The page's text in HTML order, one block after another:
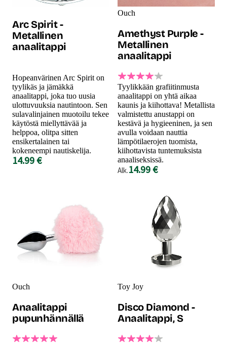
Arc Spirit -
Metallinen
anaalitappi
Hopeanvärinen Arc Spirit on
tyylikäs ja jämäkkä
anaalitappi, joka tuo uusia
ulottuvuuksia nautintoon. Sen
sulavalinjainen muotoilu tekee
käytöstä miellyttävää ja
helppoa, olitpa sitten
ensikertalainen tai
kokeneempi nautiskelija.
14.99 €
Ouch
Amethyst Purple -
Metallinen
anaalitappi
Tyylikkään grafiitinmusta
anaalitappi on yhtä aikaa
kaunis ja kiihottava! Metallista
valmistettu anustappi on
kestävä ja hygieeninen, ja sen
avulla voidaan nauttia
lämpötilaerojen tuomista,
kiihottavista tuntemuksista
anaaliseksissä.
Alk.14.99 €
Ouch
Anaalitappi
pupunhännällä
Toy Joy
Disco Diamond -
Anaalitappi, S